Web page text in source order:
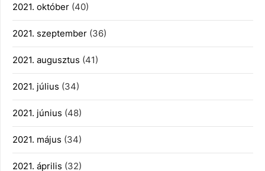
2021. október (40)
2021. szeptember (36)
2021. augusztus (41)
2021. július (34)
2021. június (48)
2021. május (34)
2021. április (32)